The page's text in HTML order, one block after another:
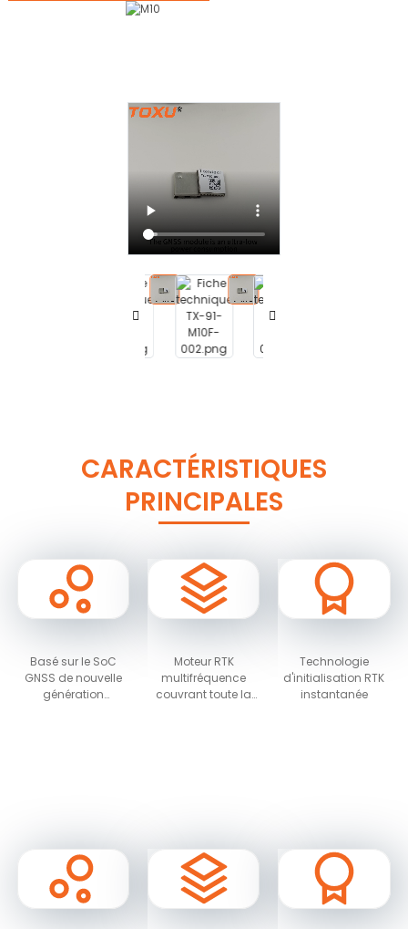
CARACTÉRISTIQUES
PRINCIPALES
Basé sur le SoC
GNSS de nouvelle
génération
Moteur RTK
multifréquence
couvrant toute la
Technologie
d'initialisation RTK
instantanée